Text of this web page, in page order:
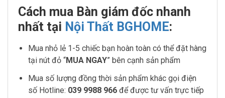
Cách mua Bàn giám đốc nhanh
nhất tại Nội Thất BGHOME:
Mua nhỏ lẻ 1-5 chiếc bạn hoàn toàn có thể đặt hàng
tại nút đỏ “MUA NGAY” bên cạnh sản phẩm
Mua số lượng đồng thời sản phẩm khác gọi điện
số Hotline: 039 9988 966 để được tư vấn trực tiếp